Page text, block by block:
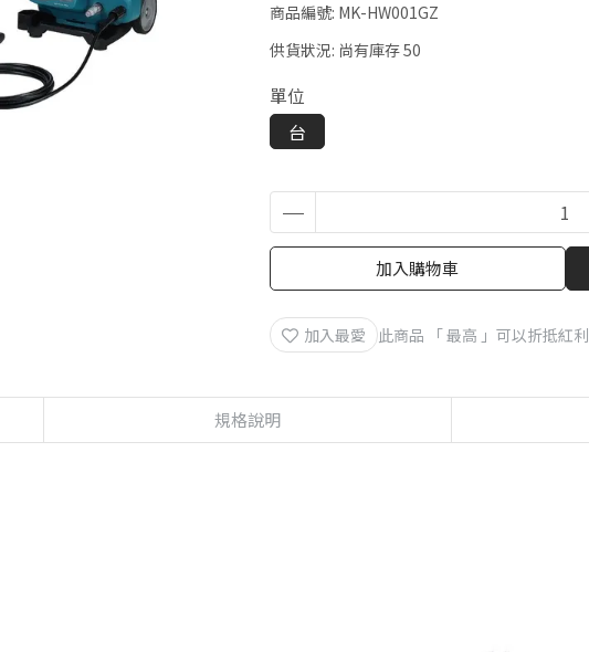
商品編號: MK-HW001GZ
供貨狀況: 尚有庫存 50
單位
台
加入購物車
加入最愛 此商品 「 最高 」可以折抵紅利
規格說明